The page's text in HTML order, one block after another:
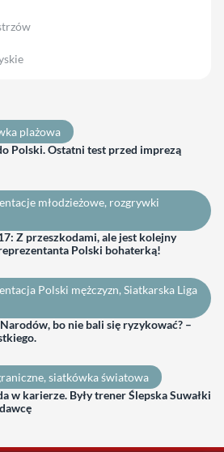
plażowa
Polski. Ostatni test przed imprezą
młodzieżowe, rozgrywki
Z przeszkodami, ale jest kolejny
Polski bohaterką!
Polski mężczyzn, Siatkarska Liga
bo nie bali się ryzykować? –
, siatkówka światowa
w karierze. Były trener Ślepska Suwałki